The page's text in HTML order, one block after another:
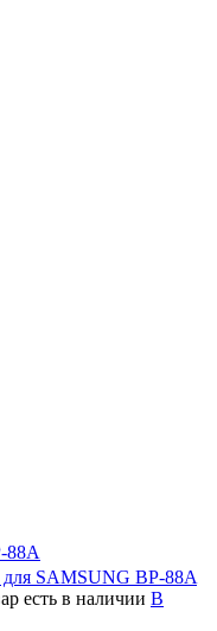
88A
SAMSUNG BP-88A
есть в наличии В